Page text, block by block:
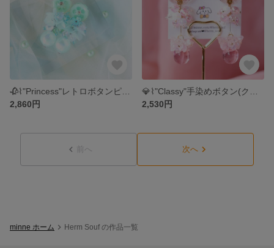
2,860円
2,530円
前へ 次へ
minne ホーム Herm Souf の作品一覧